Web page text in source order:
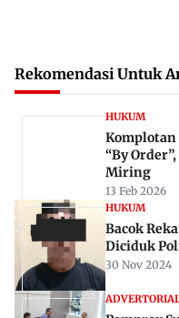
Rekomendasi Untuk
HUKUM
“By
Miring
13 Feb 2026
HUKUM
Bacok
Diciduk
30 Nov 2024